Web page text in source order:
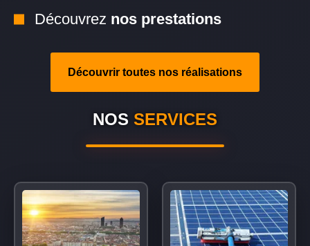
Découvrez nos prestations
Découvrir toutes nos réalisations
NOS SERVICES